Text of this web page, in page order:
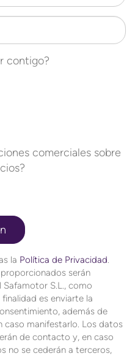
contigo?
comerciales sobre
la Política de Privacidad.
serán
S.L., como
es enviarte la
además de
caso manifestarlo. Los datos
de contacto y, en caso
no se cederán a terceros,